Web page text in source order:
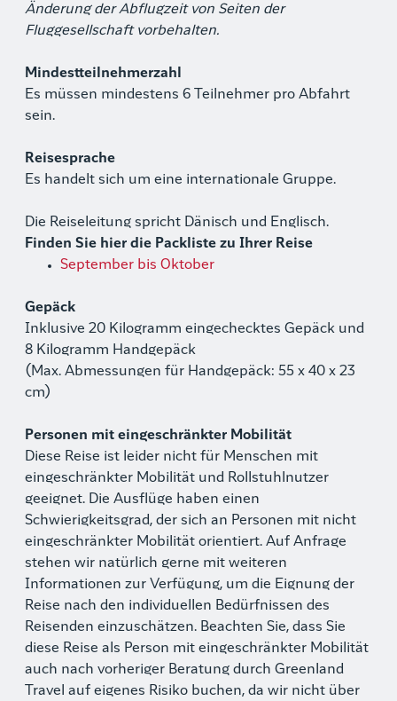
Änderung der Abflugzeit von Seiten der
Fluggesellschaft vorbehalten.
Mindestteilnehmerzahl
Es müssen mindestens 6 Teilnehmer pro Abfahrt
sein.
Reisesprache
Es handelt sich um eine internationale Gruppe.
Die Reiseleitung spricht Dänisch und Englisch.
Finden Sie hier die Packliste zu Ihrer Reise
September bis Oktober
Gepäck
Inklusive 20 Kilogramm eingechecktes Gepäck und
8 Kilogramm Handgepäck
(Max. Abmessungen für Handgepäck: 55 x 40 x 23
cm)
Personen mit eingeschränkter Mobilität
Diese Reise ist leider nicht für Menschen mit
eingeschränkter Mobilität und Rollstuhlnutzer
geeignet. Die Ausflüge haben einen
Schwierigkeitsgrad, der sich an Personen mit nicht
eingeschränkter Mobilität orientiert. Auf Anfrage
stehen wir natürlich gerne mit weiteren
Informationen zur Verfügung, um die Eignung der
Reise nach den individuellen Bedürfnissen des
Reisenden einzuschätzen. Beachten Sie, dass Sie
diese Reise als Person mit eingeschränkter Mobilität
auch nach vorheriger Beratung durch Greenland
Travel auf eigenes Risiko buchen, da wir nicht über